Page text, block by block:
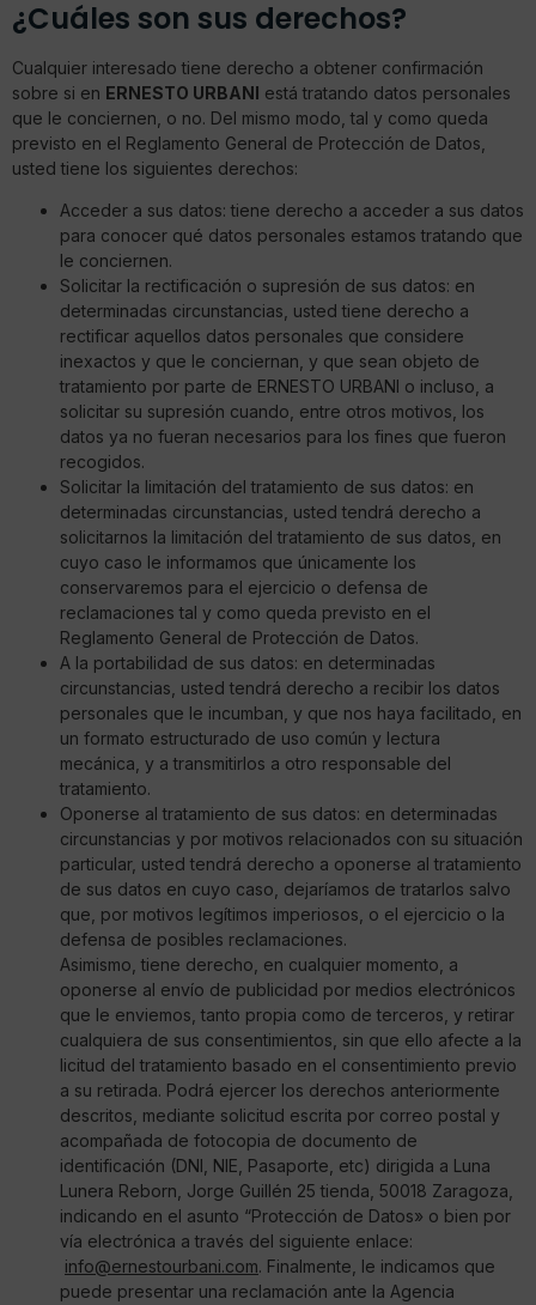
¿Cuáles son sus derechos?
Cualquier interesado tiene derecho a obtener confirmación
sobre si en ERNESTO URBANI está tratando datos personales
que le conciernen, o no. Del mismo modo, tal y como queda
previsto en el Reglamento General de Protección de Datos,
usted tiene los siguientes derechos:
Acceder a sus datos: tiene derecho a acceder a sus datos
para conocer qué datos personales estamos tratando que
le conciernen.
Solicitar la rectificación o supresión de sus datos: en
determinadas circunstancias, usted tiene derecho a
rectificar aquellos datos personales que considere
inexactos y que le conciernan, y que sean objeto de
tratamiento por parte de ERNESTO URBANI o incluso, a
solicitar su supresión cuando, entre otros motivos, los
datos ya no fueran necesarios para los fines que fueron
recogidos.
Solicitar la limitación del tratamiento de sus datos: en
determinadas circunstancias, usted tendrá derecho a
solicitarnos la limitación del tratamiento de sus datos, en
cuyo caso le informamos que únicamente los
conservaremos para el ejercicio o defensa de
reclamaciones tal y como queda previsto en el
Reglamento General de Protección de Datos.
A la portabilidad de sus datos: en determinadas
circunstancias, usted tendrá derecho a recibir los datos
personales que le incumban, y que nos haya facilitado, en
un formato estructurado de uso común y lectura
mecánica, y a transmitirlos a otro responsable del
tratamiento.
Oponerse al tratamiento de sus datos: en determinadas
circunstancias y por motivos relacionados con su situación
particular, usted tendrá derecho a oponerse al tratamiento
de sus datos en cuyo caso, dejaríamos de tratarlos salvo
que, por motivos legítimos imperiosos, o el ejercicio o la
defensa de posibles reclamaciones.
Asimismo, tiene derecho, en cualquier momento, a
oponerse al envío de publicidad por medios electrónicos
que le enviemos, tanto propia como de terceros, y retirar
cualquiera de sus consentimientos, sin que ello afecte a la
licitud del tratamiento basado en el consentimiento previo
a su retirada. Podrá ejercer los derechos anteriormente
descritos, mediante solicitud escrita por correo postal y
acompañada de fotocopia de documento de
identificación (DNI, NIE, Pasaporte, etc) dirigida a Luna
Lunera Reborn, Jorge Guillén 25 tienda, 50018 Zaragoza,
indicando en el asunto “Protección de Datos» o bien por
vía electrónica a través del siguiente enlace:
info@ernestourbani.com. Finalmente, le indicamos que
puede presentar una reclamación ante la Agencia